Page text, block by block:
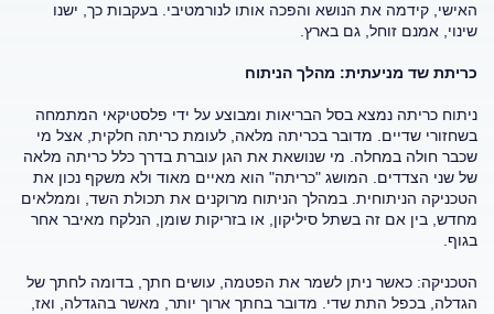
האישי, קידמה את הנושא והפכה אותו לנורמטיבי. בעקבות כך, ישנו
שינוי, אמנם זוחל, גם בארץ.
כריתת שד מניעתית: מהלך הניתוח
ניתוח כריתה נמצא בסל הבריאות ומבוצע על ידי פלסטיקאי המתמחה
בשחזורי שדיים. מדובר בכריתה מלאה, לעומת כריתה חלקית, אצל מי
שכבר חולה במחלה. מי שנושאת את הגן עוברת בדרך כלל כריתה מלאה
של שני הצדדים. המושג "כריתה" הוא מאיים מאוד ולא משקף נכון את
הטכניקה הניתוחית. במהלך הניתוח מרוקנים את תכולת השד, וממלאים
מחדש, בין אם זה בשתל סיליקון, או בזריקות שומן, הנלקח מאיבר אחר
בגוף.
הטכניקה: כאשר ניתן לשמר את הפטמה, עושים חתך, בדומה לחתך של
הגדלה, בכפל התת שדי. מדובר בחתך ארוך יותר, מאשר בהגדלה, ואז,